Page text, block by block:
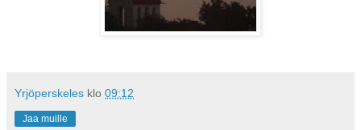
Yrjöperskeles klo 09:12
Jaa muille